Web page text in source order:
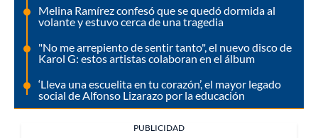
Melina Ramírez confesó que se quedó dormida al
volante y estuvo cerca de una tragedia
"No me arrepiento de sentir tanto", el nuevo disco de
Karol G: estos artistas colaboran en el álbum
‘Lleva una escuelita en tu corazón’, el mayor legado
social de Alfonso Lizarazo por la educación
PUBLICIDAD